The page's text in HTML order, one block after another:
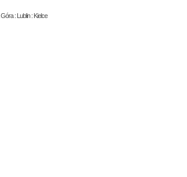
: Lublin : Kielce